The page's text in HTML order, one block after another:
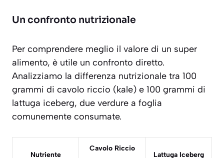
Un confronto nutrizionale
Per comprendere meglio il valore di un super
alimento, è utile un confronto diretto.
Analizziamo la differenza nutrizionale tra 100
grammi di cavolo riccio (kale) e 100 grammi di
lattuga iceberg, due verdure a foglia
comunemente consumate.
Nutriente
Cavolo Riccio
Lattuga Iceberg